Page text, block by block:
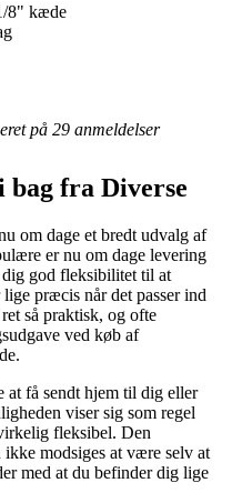
8" kæde
på 29 anmeldelser
fra Diverse
om dage et bredt udvalg af
er nu om dage levering
god fleksibilitet til at
præcis når det passer ind
så praktisk, og ofte
ved køb af
få sendt hjem til dig eller
viser sig som regel
fleksibel. Den
modsiges at være selv at
med at du befinder dig lige